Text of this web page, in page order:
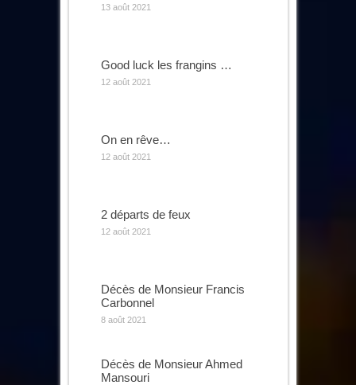
13 août 2021
Good luck les frangins …
12 août 2021
On en rêve…
12 août 2021
2 départs de feux
12 août 2021
Décès de Monsieur Francis
Carbonnel
8 août 2021
Décès de Monsieur Ahmed
Mansouri